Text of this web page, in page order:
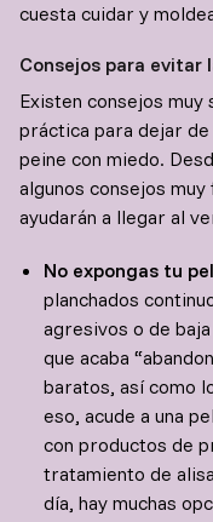
cuesta cuidar y
Consejos para evitar
Existen consejos muy
práctica para dejar
peine con miedo.
algunos consejos
ayudarán a llegar al
No expongas tu
planchados
agresivos o de
que acaba
baratos, así como
eso, acude a una
con productos de
tratamiento de
día, hay muchas